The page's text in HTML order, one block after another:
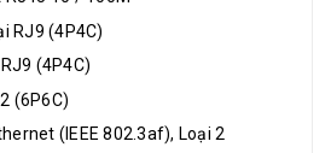
RJ9 (4P4C)
(4P4C)
(6P6C)
(IEEE 802.3af), Loại 2